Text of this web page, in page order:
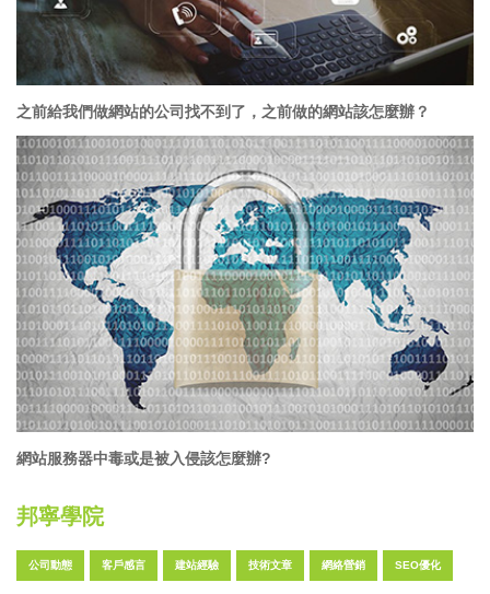
之前給我們做網站的公司找不到了，之前做的網站該怎麼辦？
網站服務器中毒或是被入侵該怎麼辦?
邦寧學院
公司動態 客戶感言 建站經驗 技術文章 網絡營銷 SEO優化